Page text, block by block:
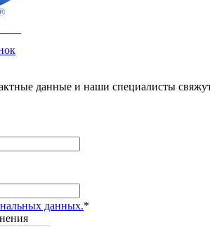
данные и наши специалисты
данных.*